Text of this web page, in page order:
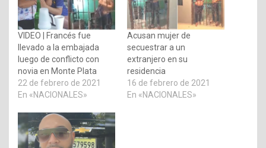
VIDEO | Francés fue
llevado a la embajada
luego de conflicto con
novia en Monte Plata
22 de febrero de 2021
En «NACIONALES»
Acusan mujer de
secuestrar a un
extranjero en su
residencia
16 de febrero de 2021
En «NACIONALES»